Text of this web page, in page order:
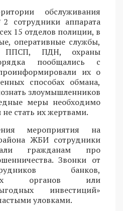
обслуживания
сотрудники аппарата
15 отделов полиции, в
оперативные службы,
ППСП, ПДН, охраны
пообщались с
их о
способах обмана,
злоумышленников
меры необходимо
стать их жертвами.
мероприятия на
ЖБИ сотрудники
гражданам про
Звонки от
банков,
органов или
инвестиций»
уловками.